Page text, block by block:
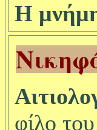
Η μνήμη
φίλο του